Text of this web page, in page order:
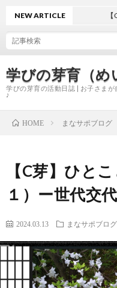
学びの芽育（め
学びの芽育の活動日誌 | お子さま
♪
NEW ARTICLE 【C芽
HOME まなサポブログ
【C芽】ひと
１）ー世代交代
2024.03.13 まなサポブログ